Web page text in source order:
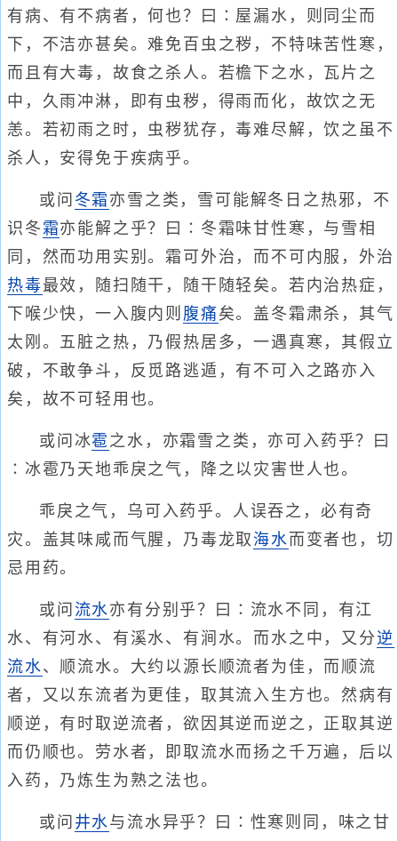
有病、有不病者，何也？曰∶屋漏水，则同尘而
下，不洁亦甚矣。难免百虫之秽，不特味苦性寒，
而且有大毒，故食之杀人。若檐下之水，瓦片之
中，久雨冲淋，即有虫秽，得雨而化，故饮之无
恙。若初雨之时，虫秽犹存，毒难尽解，饮之虽不
杀人，安得免于疾病乎。
或问 冬霜 亦雪之类，雪可能解冬日之热邪，不
识冬霜亦能解之乎？曰∶冬霜味甘性寒，与雪相
同，然而功用实别。霜可外治，而不可内服，外治
热毒最效，随扫随干，随干随轻矣。若内治热症，
下喉少快，一入腹内则 腹痛 矣。盖冬霜肃杀，其气
太刚。五脏之热，乃假热居多，一遇真寒，其假立
破，不敢争斗，反觅路逃遁，有不可入之路亦入
矣，故不可轻用也。
或问冰雹 之水，亦霜雪之类，亦可入药乎？曰
∶冰雹乃天地乖戾之气，降之以灾害世人也。
乖戾之气，乌可入药乎。人误吞之，必有奇
灾。盖其味咸而气腥，乃毒龙取 海水 而变者也，切
忌用药。
或问 流水亦有分别乎？曰∶流水不同，有江
水、有河水、有溪水、有涧水。而水之中，又分 逆
流水、顺流水。大约以源长顺流者为佳，而顺流
者，又以东流者为更佳，取其流入生方也。然病有
顺逆，有时取逆流者，欲因其逆而逆之，正取其逆
而仍顺也。劳水者，即取流水而扬之千万遍，后以
入药，乃炼生为熟之法也。
或问 井水与流水异乎？曰∶性寒则同，味之甘